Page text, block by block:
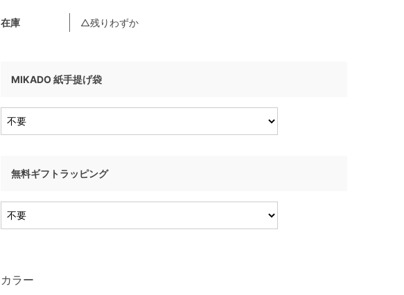
在庫 △残りわずか
MIKADO 紙手提げ袋
無料ギフトラッピング
カラー